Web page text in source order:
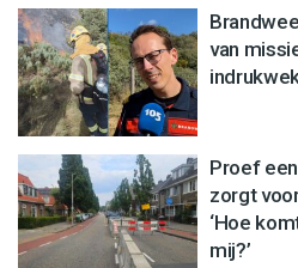
van
Proef
zorgt
‘Hoe
mij?’